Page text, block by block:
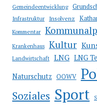
Gemeindeentwicklung
Infrastruktur Insolvenz
Kommentar
Krankenhaus Kultur
Landwirtschaft LNG LNG
Naturschutz OOWV
Soziales Sport